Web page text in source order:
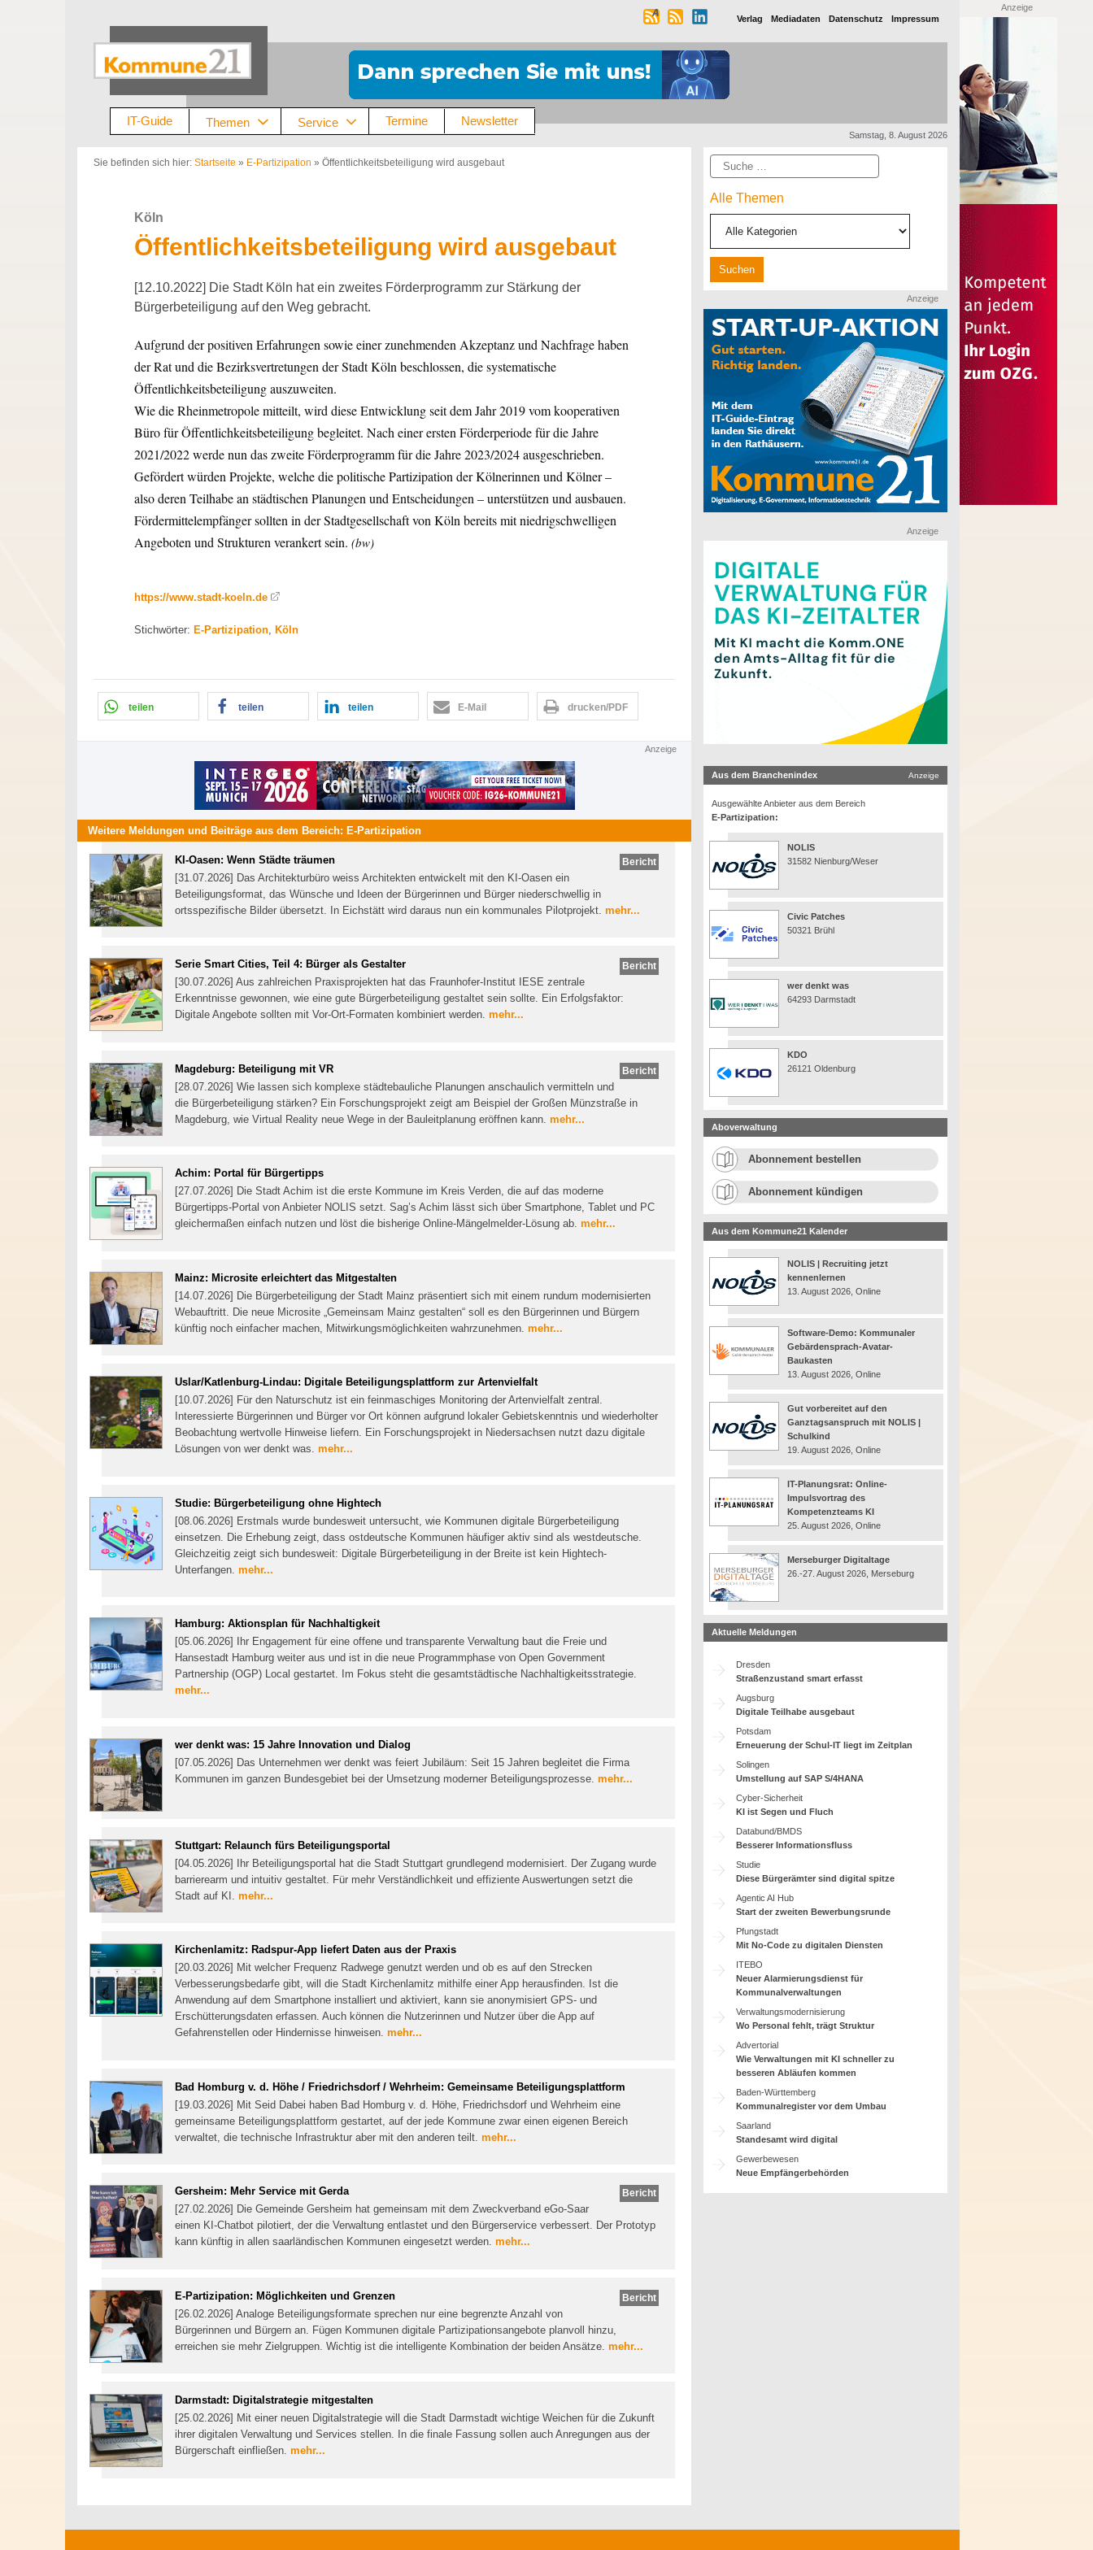
Verlag Mediadaten Datenschutz Impressum
IT-Guide Themen Service Termine Newsletter
Samstag, 8. August 2026
Sie befinden sich hier: Startseite » E-Partizipation » Öffentlichkeitsbeteiligung wird ausgebaut
Köln
Öffentlichkeitsbeteiligung wird ausgebaut
[12.10.2022] Die Stadt Köln hat ein zweites Förderprogramm zur Stärkung der
Bürgerbeteiligung auf den Weg gebracht.
Aufgrund der positiven Erfahrungen sowie einer zunehmenden Akzeptanz und Nachfrage haben
der Rat und die Bezirksvertretungen der Stadt Köln beschlossen, die systematische
Öffentlichkeitsbeteiligung auszuweiten.
Wie die Rheinmetropole mitteilt, wird diese Entwicklung seit dem Jahr 2019 vom kooperativen
Büro für Öffentlichkeitsbeteiligung begleitet. Nach einer ersten Förderperiode für die Jahre
2021/2022 werde nun das zweite Förderprogramm für die Jahre 2023/2024 ausgeschrieben.
Gefördert würden Projekte, welche die politische Partizipation der Kölnerinnen und Kölner –
also deren Teilhabe an städtischen Planungen und Entscheidungen – unterstützen und ausbauen.
Fördermittelempfänger sollten in der Stadtgesellschaft von Köln bereits mit niedrigschwelligen
Angeboten und Strukturen verankert sein. (bw)
https://www.stadt-koeln.de
Stichwörter: E-Partizipation, Köln
teilen teilen teilen E-Mail drucken/PDF
Anzeige
Weitere Meldungen und Beiträge aus dem Bereich: E-Partizipation
Bericht
KI-Oasen: Wenn Städte träumen
[31.07.2026] Das Architekturbüro weiss Architekten entwickelt mit den KI-Oasen ein
Beteiligungsformat, das Wünsche und Ideen der Bürgerinnen und Bürger niederschwellig in
ortsspezifische Bilder übersetzt. In Eichstätt wird daraus nun ein kommunales Pilotprojekt. mehr...
Bericht
Serie Smart Cities, Teil 4: Bürger als Gestalter
[30.07.2026] Aus zahlreichen Praxisprojekten hat das Fraunhofer-Institut IESE zentrale
Erkenntnisse gewonnen, wie eine gute Bürgerbeteiligung gestaltet sein sollte. Ein Erfolgsfaktor:
Digitale Angebote sollten mit Vor-Ort-Formaten kombiniert werden. mehr...
Bericht
Magdeburg: Beteiligung mit VR
[28.07.2026] Wie lassen sich komplexe städtebauliche Planungen anschaulich vermitteln und
die Bürgerbeteiligung stärken? Ein Forschungsprojekt zeigt am Beispiel der Großen Münzstraße in
Magdeburg, wie Virtual Reality neue Wege in der Bauleitplanung eröffnen kann. mehr...
Achim: Portal für Bürgertipps
[27.07.2026] Die Stadt Achim ist die erste Kommune im Kreis Verden, die auf das moderne
Bürgertipps-Portal von Anbieter NOLIS setzt. Sag’s Achim lässt sich über Smartphone, Tablet und PC
gleichermaßen einfach nutzen und löst die bisherige Online-Mängelmelder-Lösung ab. mehr...
Mainz: Microsite erleichtert das Mitgestalten
[14.07.2026] Die Bürgerbeteiligung der Stadt Mainz präsentiert sich mit einem rundum modernisierten
Webauftritt. Die neue Microsite „Gemeinsam Mainz gestalten“ soll es den Bürgerinnen und Bürgern
künftig noch einfacher machen, Mitwirkungsmöglichkeiten wahrzunehmen. mehr...
Uslar/Katlenburg-Lindau: Digitale Beteiligungsplattform zur Artenvielfalt
[10.07.2026] Für den Naturschutz ist ein feinmaschiges Monitoring der Artenvielfalt zentral.
Interessierte Bürgerinnen und Bürger vor Ort können aufgrund lokaler Gebietskenntnis und wiederholter
Beobachtung wertvolle Hinweise liefern. Ein Forschungsprojekt in Niedersachsen nutzt dazu digitale
Lösungen von wer denkt was. mehr...
Studie: Bürgerbeteiligung ohne Hightech
[08.06.2026] Erstmals wurde bundesweit untersucht, wie Kommunen digitale Bürgerbeteiligung
einsetzen. Die Erhebung zeigt, dass ostdeutsche Kommunen häufiger aktiv sind als westdeutsche.
Gleichzeitig zeigt sich bundesweit: Digitale Bürgerbeteiligung in der Breite ist kein Hightech-
Unterfangen. mehr...
Hamburg: Aktionsplan für Nachhaltigkeit
[05.06.2026] Ihr Engagement für eine offene und transparente Verwaltung baut die Freie und
Hansestadt Hamburg weiter aus und ist in die neue Programmphase von Open Government
Partnership (OGP) Local gestartet. Im Fokus steht die gesamtstädtische Nachhaltigkeitsstrategie.
mehr...
wer denkt was: 15 Jahre Innovation und Dialog
[07.05.2026] Das Unternehmen wer denkt was feiert Jubiläum: Seit 15 Jahren begleitet die Firma
Kommunen im ganzen Bundesgebiet bei der Umsetzung moderner Beteiligungsprozesse. mehr...
Stuttgart: Relaunch fürs Beteiligungsportal
[04.05.2026] Ihr Beteiligungsportal hat die Stadt Stuttgart grundlegend modernisiert. Der Zugang wurde
barrierearm und intuitiv gestaltet. Für mehr Verständlichkeit und effiziente Auswertungen setzt die
Stadt auf KI. mehr...
Kirchenlamitz: Radspur-App liefert Daten aus der Praxis
[20.03.2026] Mit welcher Frequenz Radwege genutzt werden und ob es auf den Strecken
Verbesserungsbedarfe gibt, will die Stadt Kirchenlamitz mithilfe einer App herausfinden. Ist die
Anwendung auf dem Smartphone installiert und aktiviert, kann sie anonymisiert GPS- und
Erschütterungsdaten erfassen. Auch können die Nutzerinnen und Nutzer über die App auf
Gefahrenstellen oder Hindernisse hinweisen. mehr...
Bad Homburg v. d. Höhe / Friedrichsdorf / Wehrheim: Gemeinsame Beteiligungsplattform
[19.03.2026] Mit Seid Dabei haben Bad Homburg v. d. Höhe, Friedrichsdorf und Wehrheim eine
gemeinsame Beteiligungsplattform gestartet, auf der jede Kommune zwar einen eigenen Bereich
verwaltet, die technische Infrastruktur aber mit den anderen teilt. mehr...
Bericht
Gersheim: Mehr Service mit Gerda
[27.02.2026] Die Gemeinde Gersheim hat gemeinsam mit dem Zweckverband eGo-Saar
einen KI-Chatbot pilotiert, der die Verwaltung entlastet und den Bürgerservice verbessert. Der Prototyp
kann künftig in allen saarländischen Kommunen eingesetzt werden. mehr...
Bericht
E-Partizipation: Möglichkeiten und Grenzen
[26.02.2026] Analoge Beteiligungsformate sprechen nur eine begrenzte Anzahl von
Bürgerinnen und Bürgern an. Fügen Kommunen digitale Partizipationsangebote planvoll hinzu,
erreichen sie mehr Zielgruppen. Wichtig ist die intelligente Kombination der beiden Ansätze. mehr...
Darmstadt: Digitalstrategie mitgestalten
[25.02.2026] Mit einer neuen Digitalstrategie will die Stadt Darmstadt wichtige Weichen für die Zukunft
ihrer digitalen Verwaltung und Services stellen. In die finale Fassung sollen auch Anregungen aus der
Bürgerschaft einfließen. mehr...
Suche
Alle Themen
Anzeige
Anzeige
Aus dem Branchenindex Anzeige
Ausgewählte Anbieter aus dem Bereich
E-Partizipation:
NOLIS
31582 Nienburg/Weser
Civic Patches
50321 Brühl
wer denkt was
64293 Darmstadt
KDO
26121 Oldenburg
Aboverwaltung
Abonnement bestellen
Abonnement kündigen
Aus dem Kommune21 Kalender
NOLIS | Recruiting jetzt
kennenlernen
13. August 2026, Online
Software-Demo: Kommunaler
Gebärdensprach-Avatar-
Baukasten
13. August 2026, Online
Gut vorbereitet auf den
Ganztagsanspruch mit NOLIS |
Schulkind
19. August 2026, Online
IT-Planungsrat: Online-
Impulsvortrag des
Kompetenzteams KI
25. August 2026, Online
Merseburger Digitaltage
26.-27. August 2026, Merseburg
Aktuelle Meldungen
Dresden
Straßenzustand smart erfasst
Augsburg
Digitale Teilhabe ausgebaut
Potsdam
Erneuerung der Schul-IT liegt im Zeitplan
Solingen
Umstellung auf SAP S/4HANA
Cyber-Sicherheit
KI ist Segen und Fluch
Databund/BMDS
Besserer Informationsfluss
Studie
Diese Bürgerämter sind digital spitze
Agentic AI Hub
Start der zweiten Bewerbungsrunde
Pfungstadt
Mit No-Code zu digitalen Diensten
ITEBO
Neuer Alarmierungsdienst für
Kommunalverwaltungen
Verwaltungsmodernisierung
Wo Personal fehlt, trägt Struktur
Advertorial
Wie Verwaltungen mit KI schneller zu
besseren Abläufen kommen
Baden-Württemberg
Kommunalregister vor dem Umbau
Saarland
Standesamt wird digital
Gewerbewesen
Neue Empfängerbehörden
Anzeige